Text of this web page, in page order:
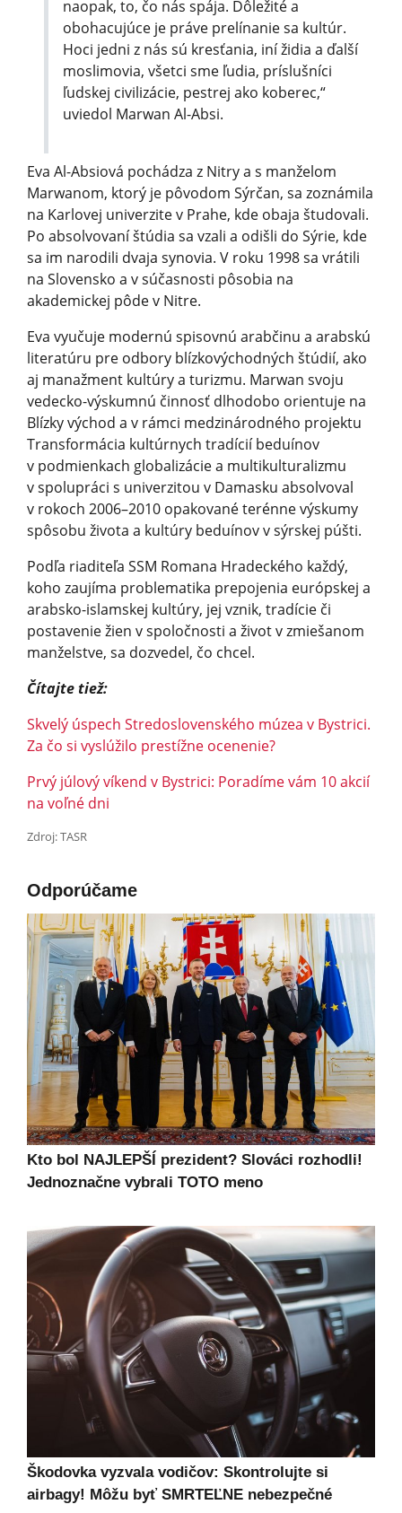
naopak, to, čo nás spája. Dôležité a
obohacujúce je práve prelínanie sa kultúr.
Hoci jedni z nás sú kresťania, iní židia a ďalší
moslimovia, všetci sme ľudia, príslušníci
ľudskej civilizácie, pestrej ako koberec,“
uviedol Marwan Al-Absi.
Eva Al-Absiová pochádza z Nitry a s manželom
Marwanom, ktorý je pôvodom Sýrčan, sa zoznámila
na Karlovej univerzite v Prahe, kde obaja študovali.
Po absolvovaní štúdia sa vzali a odišli do Sýrie, kde
sa im narodili dvaja synovia. V roku 1998 sa vrátili
na Slovensko a v súčasnosti pôsobia na
akademickej pôde v Nitre.
Eva vyučuje modernú spisovnú arabčinu a arabskú
literatúru pre odbory blízkovýchodných štúdií, ako
aj manažment kultúry a turizmu. Marwan svoju
vedecko-výskumnú činnosť dlhodobo orientuje na
Blízky východ a v rámci medzinárodného projektu
Transformácia kultúrnych tradícií beduínov
v podmienkach globalizácie a multikulturalizmu
v spolupráci s univerzitou v Damasku absolvoval
v rokoch 2006–2010 opakované terénne výskumy
spôsobu života a kultúry beduínov v sýrskej púšti.
Podľa riaditeľa SSM Romana Hradeckého každý,
koho zaujíma problematika prepojenia európskej a
arabsko-islamskej kultúry, jej vznik, tradície či
postavenie žien v spoločnosti a život v zmiešanom
manželstve, sa dozvedel, čo chcel.
Čítajte tiež:
Skvelý úspech Stredoslovenského múzea v Bystrici.
Za čo si vyslúžilo prestížne ocenenie?
Prvý júlový víkend v Bystrici: Poradíme vám 10 akcií
na voľné dni
Zdroj: TASR
Odporúčame
Kto bol NAJLEPŠÍ prezident? Slováci rozhodli!
Jednoznačne vybrali TOTO meno
Škodovka vyzvala vodičov: Skontrolujte si
airbagy! Môžu byť SMRTEĽNE nebezpečné